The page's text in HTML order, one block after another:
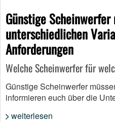
Günstige Scheinwerfer
unterschiedlichen
Anforderungen
Welche Scheinwerfer für
Günstige Scheinwerfer
informieren euch über die
weiterlesen